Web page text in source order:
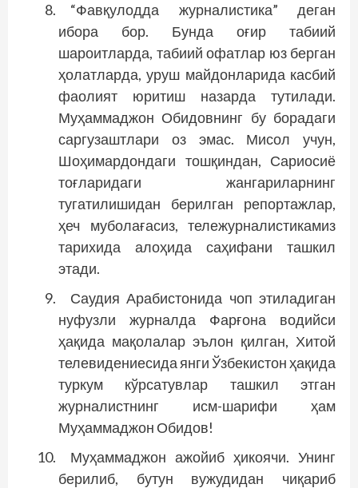
“Фавқулодда журналистика” деган
ибора бор. Бунда оғир табиий
шароитларда, табиий офатлар юз берган
ҳолатларда, уруш майдонларида касбий
фаолият юритиш назарда тутилади.
Муҳаммаджон Обидовнинг бу борадаги
саргузаштлари оз эмас. Мисол учун,
Шоҳимардондаги тошқиндан, Сариосиё
тоғларидаги жангариларнинг
тугатилишидан берилган репортажлар,
ҳеч муболағасиз, тележурналистикамиз
тарихида алоҳида саҳифани ташкил
этади.
Саудия Арабистонида чоп этиладиган
нуфузли журналда Фарғона водийси
ҳақида мақолалар эълон қилган, Хитой
телевидениесида янги Ўзбекистон ҳақида
туркум кўрсатувлар ташкил этган
журналистнинг исм-шарифи ҳам
Муҳаммаджон Обидов!
Муҳаммаджон ажойиб ҳикоячи. Унинг
берилиб, бутун вужудидан чиқариб